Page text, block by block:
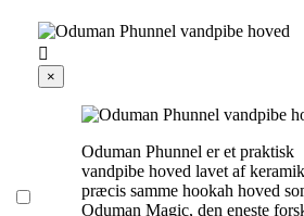

×
Oduman Phunnel er et praktisk
vandpibe hoved lavet af
præcis samme hookah hoved
Oduman Magic, den eneste